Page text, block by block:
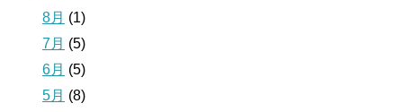
8月 (1)
7月 (5)
6月 (5)
5月 (8)